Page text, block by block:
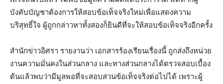
บังคับบัญชาต้องการให้สอบข้อเท็จจริงใหม่เพื่อแสดงความ
บริสุทธิ์ใจ ผู้ถูกกล่าวหาทั้งสองก็ยินดีที่จะให้สอบข้อเท็จจริงอีกครั้ง
สำนักข่าวอิศรา รายงานว่า เอกสารร้องเรียนเรื่องนี้ ถูกส่งถึงหน่วย
งานความมั่นคงในส่วนกลาง และทางส่วนกลางได้ตรวจสอบเบื้อง
ต้นแล้วพบว่ามีมูลพอที่จะสอบสวนข้อเท็จจริงต่อไปได้ เพราะผู้